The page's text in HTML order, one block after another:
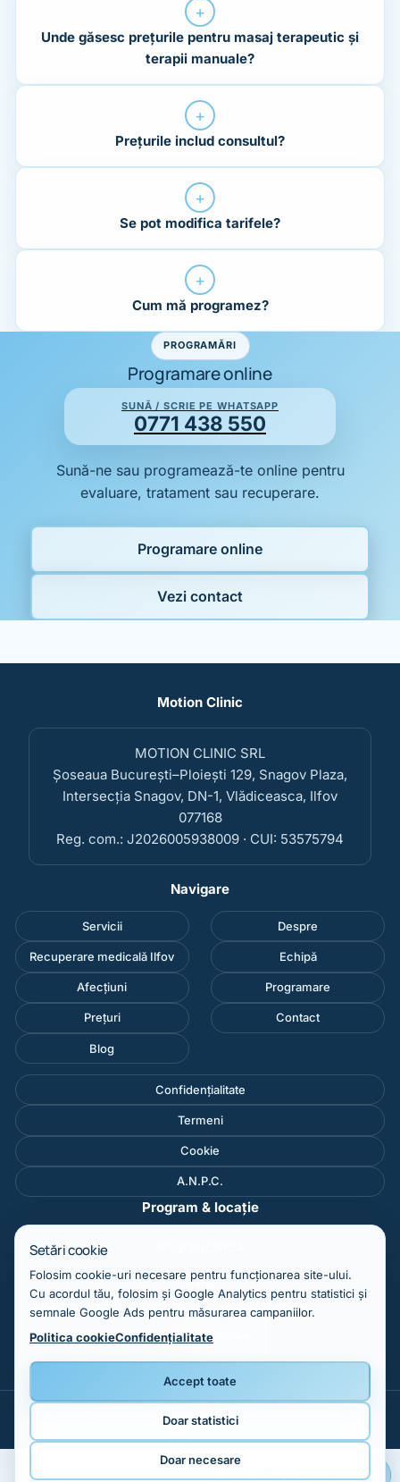
Unde găsesc prețurile pentru masaj terapeutic și
terapii manuale?
+
Prețurile includ consultul?
+
Se pot modifica tarifele?
+
Cum mă programez?
+
PROGRAMĂRI
Programare online
SUNĂ / SCRIE PE WHATSAPP
0771 438 550
Sună-ne sau programează-te online pentru
evaluare, tratament sau recuperare.
Programare online
Vezi contact
Programare
Motion Clinic
MOTION CLINIC SRL
Șoseaua București–Ploiești 129, Snagov Plaza,
Intersecția Snagov, DN-1, Vlădiceasca, Ilfov
077168
Reg. com.: J2026005938009 · CUI: 53575794
Navigare
Servicii
Recuperare medicală Ilfov
Afecțiuni
Prețuri
Blog
Despre
Echipă
Programare
Contact
Confidențialitate
Termeni
Cookie
A.N.P.C.
Program & locație
Hartă
Programare online
Setări cookie
Folosim cookie-uri necesare pentru funcționarea site-ului.
Cu acordul tău, folosim și Google Analytics pentru statistici și
semnale Google Ads pentru măsurarea campaniilor.
Politica cookieConfidențialitate
Accept toate
Doar statistici
Doar necesare